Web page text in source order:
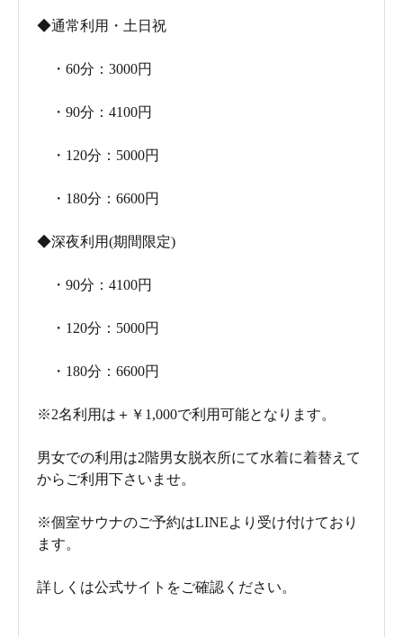
◆通常利用・土日祝
・60分：3000円
・90分：4100円
・120分：5000円
・180分：6600円
◆深夜利用(期間限定)
・90分：4100円
・120分：5000円
・180分：6600円
※2名利用は＋￥1,000で利用可能となります。
男女での利用は2階男女脱衣所にて水着に着替えて
からご利用下さいませ。
※個室サウナのご予約はLINEより受け付けており
ます。
詳しくは公式サイトをご確認ください。